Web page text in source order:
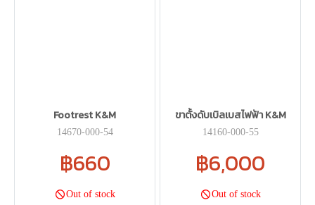
Footrest K&M
14670-000-54
฿660
Out of stock
ขาตั้งดับเบิลเบสไฟฟ้า K&M
14160-000-55
฿6,000
Out of stock